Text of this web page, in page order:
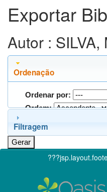
Exportar
Autor : SILVA,
Ordenação
Ordenar por:
Ordem:
Filtragem